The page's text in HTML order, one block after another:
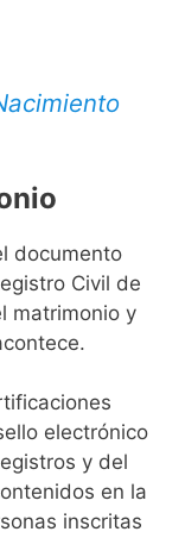
documento
Civil de
matrimonio y
electrónico
y del
en la
inscritas